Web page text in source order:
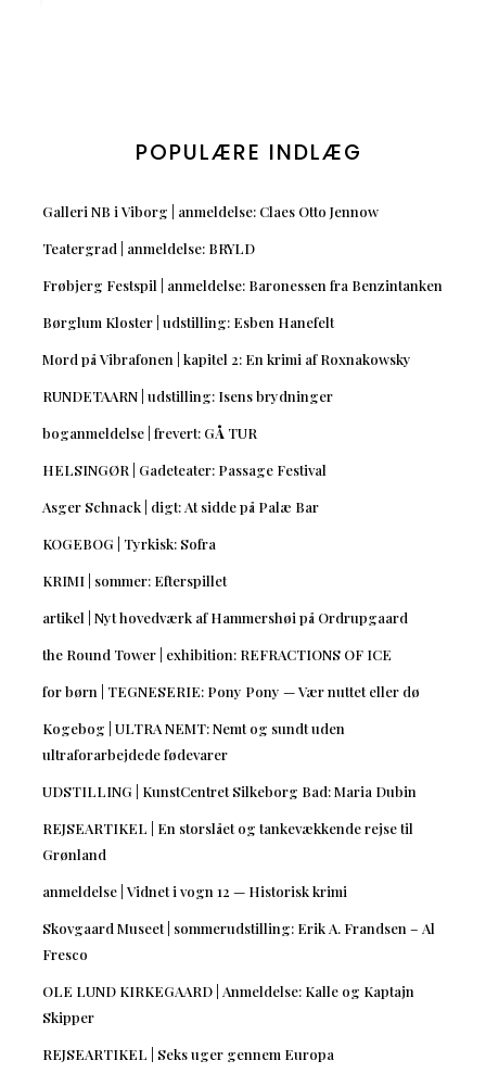
POPULÆRE INDLÆG
Galleri NB i Viborg | anmeldelse: Claes Otto Jennow
Teatergrad | anmeldelse: BRYLD
Frøbjerg Festspil | anmeldelse: Baronessen fra Benzintanken
Børglum Kloster | udstilling: Esben Hanefelt
Mord på Vibrafonen | kapitel 2: En krimi af Roxnakowsky
RUNDETAARN | udstilling: Isens brydninger
boganmeldelse | frevert: GÅ TUR
HELSINGØR | Gadeteater: Passage Festival
Asger Schnack | digt: At sidde på Palæ Bar
KOGEBOG | Tyrkisk: Sofra
KRIMI | sommer: Efterspillet
artikel | Nyt hovedværk af Hammershøi på Ordrupgaard
the Round Tower | exhibition: REFRACTIONS OF ICE
for børn | TEGNESERIE: Pony Pony — Vær nuttet eller dø
Kogebog | ULTRA NEMT: Nemt og sundt uden
ultraforarbejdede fødevarer
UDSTILLING | KunstCentret Silkeborg Bad: Maria Dubin
REJSEARTIKEL | En storslået og tankevækkende rejse til
Grønland
anmeldelse | Vidnet i vogn 12 — Historisk krimi
Skovgaard Museet | sommerudstilling: Erik A. Frandsen – Al
Fresco
OLE LUND KIRKEGAARD | Anmeldelse: Kalle og Kaptajn
Skipper
REJSEARTIKEL | Seks uger gennem Europa